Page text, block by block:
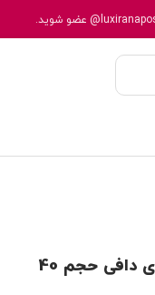
عضو شوید.
استیک دئودورانت صابونی گل بهاری دافی حجم 40